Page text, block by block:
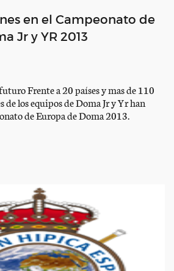
en el Campeonato de
Jr y YR 2013
Frente a 20 países y mas de 110
de los equipos de Doma Jr y Yr han
de Europa de Doma 2013.
final de los equipos han sido los